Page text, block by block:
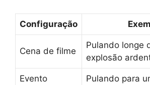
Configuração
Cena de filme
Pulando longe
explosão
Evento
Pulando para